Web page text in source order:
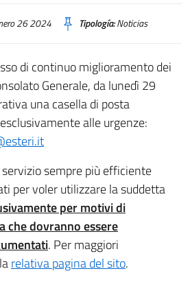
26 2024 Tipología:Noticias
di continuo miglioramento dei
Generale, da lunedì 29
una casella di posta
alle urgenze:
sempre più efficiente
per voler utilizzare la suddetta
per motivi di
che dovranno essere
. Per maggiori
relativa pagina del sito.